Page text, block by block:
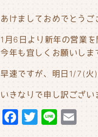
あけましておめでとうご
1月6日より新年の営業を
今年も宜しくお願いしま
早速ですが、明日1/7(火
いきなりで申し訳ござい
F
T Li